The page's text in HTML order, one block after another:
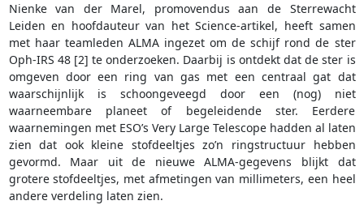
Nienke van der Marel, promovendus aan de Sterrewacht
Leiden en hoofdauteur van het Science-artikel, heeft samen
met haar teamleden ALMA ingezet om de schijf rond de ster
Oph-IRS 48 [2] te onderzoeken. Daarbij is ontdekt dat de ster is
omgeven door een ring van gas met een centraal gat dat
waarschijnlijk is schoongeveegd door een (nog) niet
waarneembare planeet of begeleidende ster. Eerdere
waarnemingen met ESO’s Very Large Telescope hadden al laten
zien dat ook kleine stofdeeltjes zo’n ringstructuur hebben
gevormd. Maar uit de nieuwe ALMA-gegevens blijkt dat
grotere stofdeeltjes, met afmetingen van millimeters, een heel
andere verdeling laten zien.